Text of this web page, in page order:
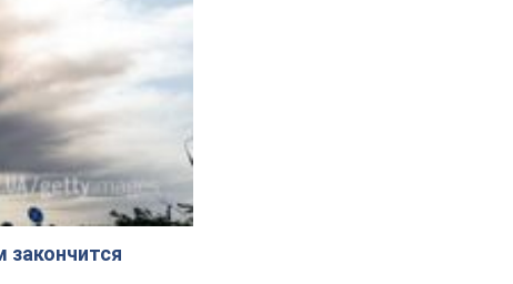
закончится